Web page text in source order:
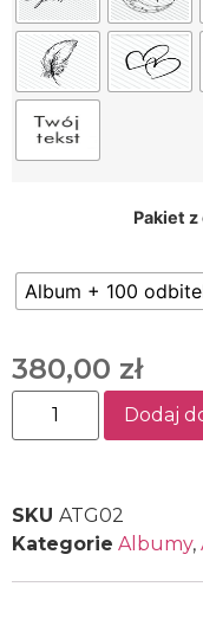
Pakiet
Album + 100
380,00 zł
Dodaj
SKU ATG02
Kategorie Albumy,